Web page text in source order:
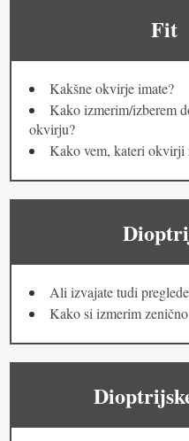
Fit
Kakšne okvirje imate?
Kako izmerim/izberem
okvirju?
Kako vem, kateri okvirji
Ali izvajate tudi
Kako si izmerim